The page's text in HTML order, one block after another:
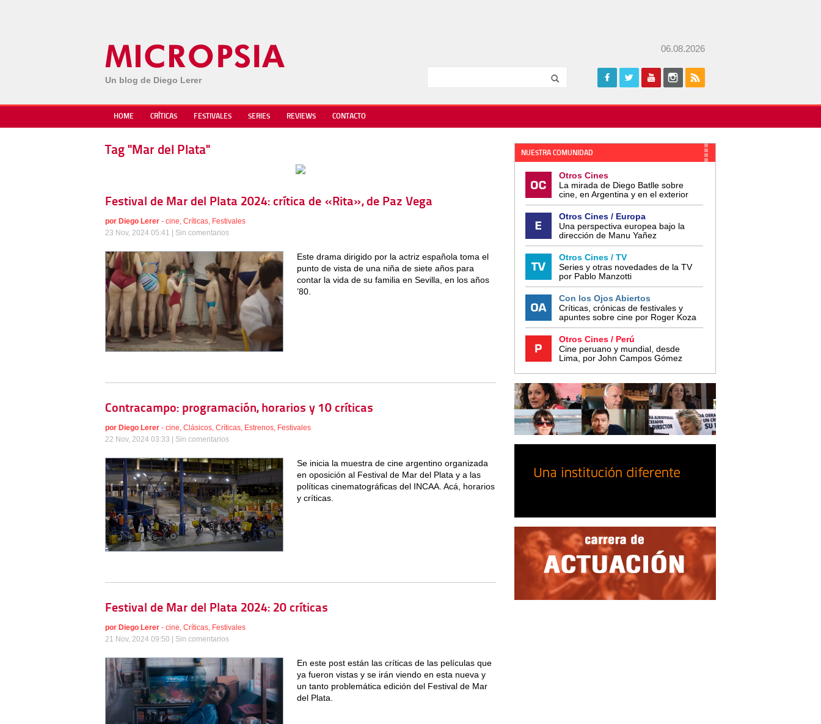
Un blog de Diego Lerer
06.08.2026
HOME CRÍTICAS FESTIVALES SERIES REVIEWS CONTACTO
Tag "Mar del Plata"
Festival de Mar del Plata 2024: crítica de «Rita», de Paz Vega
por Diego Lerer - cine, Críticas, Festivales
23 Nov, 2024 05:41 | Sin comentarios
Este drama dirigido por la actriz española toma el
punto de vista de una niña de siete años para
contar la vida de su familia en Sevilla, en los años
’80.
Contracampo: programación, horarios y 10 críticas
por Diego Lerer - cine, Clásicos, Críticas, Estrenos, Festivales
22 Nov, 2024 03:33 | Sin comentarios
Se inicia la muestra de cine argentino organizada
en oposición al Festival de Mar del Plata y a las
políticas cinematográficas del INCAA. Acá, horarios
y críticas.
Festival de Mar del Plata 2024: 20 críticas
por Diego Lerer - cine, Críticas, Festivales
21 Nov, 2024 09:50 | Sin comentarios
En este post están las críticas de las películas que
ya fueron vistas y se irán viendo en esta nueva y
un tanto problemática edición del Festival de Mar
del Plata.
NUESTRA COMUNIDAD
Otros Cines
La mirada de Diego Batlle sobre
cine, en Argentina y en el exterior
Otros Cines / Europa
Una perspectiva europea bajo la
dirección de Manu Yañez
Otros Cines / TV
Series y otras novedades de la TV
por Pablo Manzotti
Con los Ojos Abiertos
Críticas, crónicas de festivales y
apuntes sobre cine por Roger Koza
Otros Cines / Perú
Cine peruano y mundial, desde
Lima, por John Campos Gómez